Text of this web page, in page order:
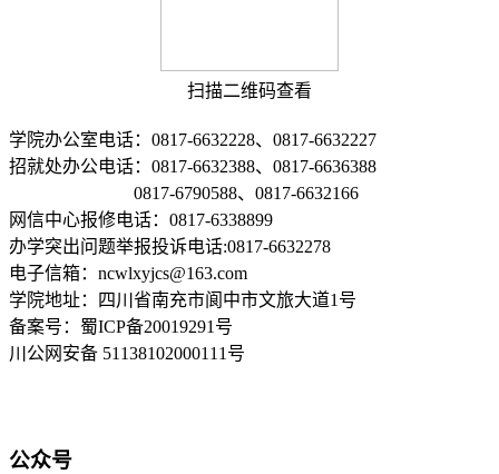
扫描二维码查看
学院办公室电话：0817-6632228、0817-6632227
招就处办公电话：0817-6632388、0817-6636388
0817-6790588、0817-6632166
网信中心报修电话：0817-6338899
办学突出问题举报投诉电话:0817-6632278
电子信箱：ncwlxyjcs@163.com
学院地址：四川省南充市阆中市文旅大道1号
备案号：蜀ICP备20019291号
川公网安备 51138102000111号
公众号